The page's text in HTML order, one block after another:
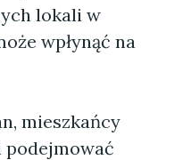
lokali w
wpłynąć na
mieszkańcy
podejmować